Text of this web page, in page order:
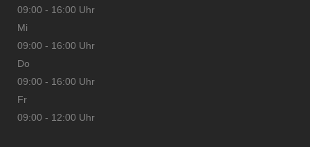
09:00 - 16:00 Uhr
Mi
09:00 - 16:00 Uhr
Do
09:00 - 16:00 Uhr
Fr
09:00 - 12:00 Uhr